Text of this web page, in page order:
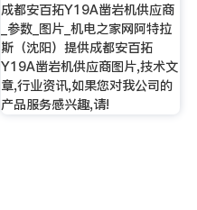
成都安百拓Y19A凿岩机供应商
_参数_图片_机电之家网阿特拉
斯（沈阳）提供成都安百拓
Y19A凿岩机供应商图片,技术文
章,行业资讯,如果您对我公司的
产品服务感兴趣,请!